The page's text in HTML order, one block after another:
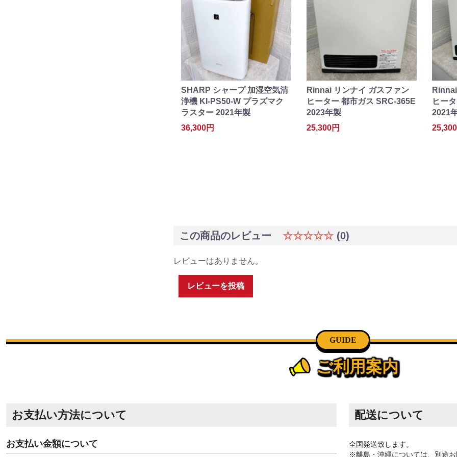
SHARP シャープ 加湿空気清
浄機 KI-PS50-W プラズマク
ラスター 2021年製
36,300円
Rinnai リンナイ ガスファン
ヒーター 都市ガス SRC-365E
2023年製
25,300円
ヒー
2021
この商品のレビュー ☆☆☆☆☆ (0)
レビューはありません。
レビューを投稿
GUIDE
ご利用案内
お支払い方法について
お支払い金額について
配送について
全国発送致します。
※離島・沖縄については、別途お